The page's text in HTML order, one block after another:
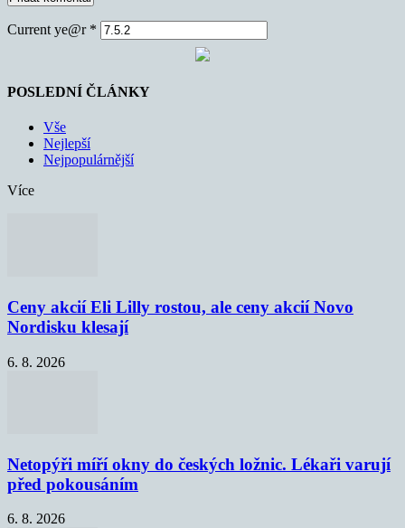
Current ye@r *
POSLEDNÍ ČLÁNKY
Vše
Nejlepší
Nejpopulárnější
Více
Ceny akcií Eli Lilly rostou, ale ceny akcií Novo
Nordisku klesají
6. 8. 2026
Netopýři míří okny do českých ložnic. Lékaři varují
před pokousáním
6. 8. 2026